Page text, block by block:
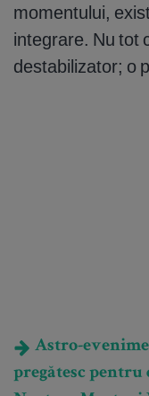
momentului,
integrare. Nu tot
destabilizator; o
Astro-
pregătesc pentru